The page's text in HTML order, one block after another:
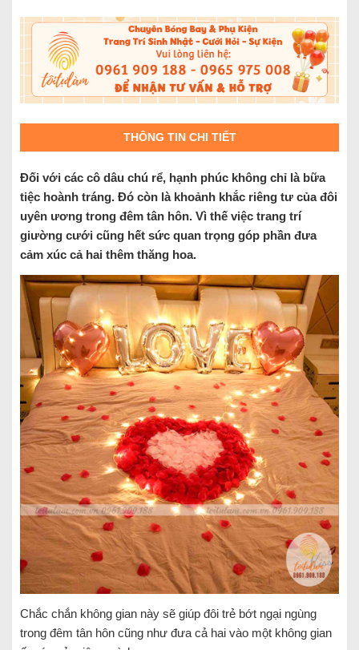
THÔNG TIN CHI TIẾT
Đối với các cô dâu chú rể, hạnh phúc không chỉ là bữa
tiệc hoành tráng. Đó còn là khoảnh khắc riêng tư của đôi
uyên ương trong đêm tân hôn. Vì thế việc trang trí
giường cưới cũng hết sức quan trọng góp phần đưa
cảm xúc cả hai thêm thăng hoa.
Chắc chắn không gian này sẽ giúp đôi trẻ bớt ngại ngùng
trong đêm tân hôn cũng như đưa cả hai vào một không gian